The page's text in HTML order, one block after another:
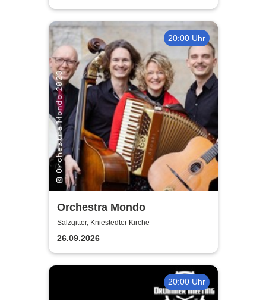
20:00 Uhr
Orchestra Mondo
Salzgitter, Kniestedter Kirche
26.09.2026
20:00 Uhr